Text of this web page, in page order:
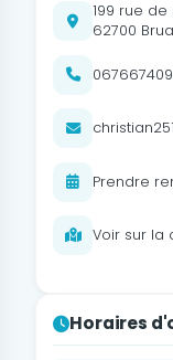
199 rue
62700
Prendre
Voir sur la
Horaires